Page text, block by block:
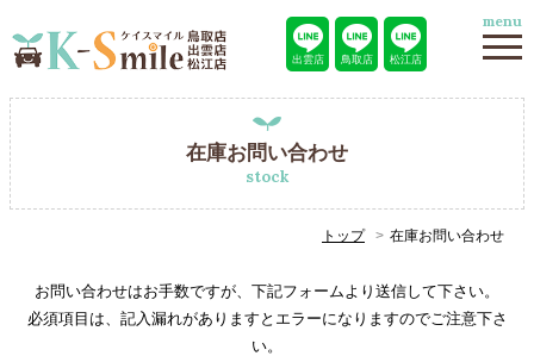
出雲店 鳥取店 松江店
menu
在庫お問い合わせ
stock
トップ 在庫お問い合わせ
お問い合わせはお手数ですが、下記フォームより送信して下さい。
必須項目は、記入漏れがありますとエラーになりますのでご注意下さ
い。